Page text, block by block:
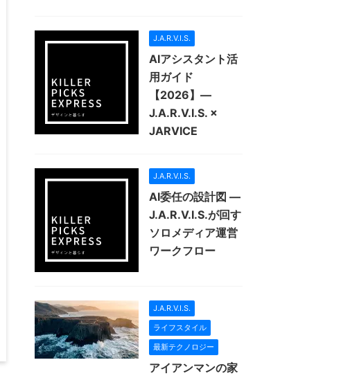
J.A.R.V.I.S.
AIアシスタント活
用ガイド
【2026】—
J.A.R.V.I.S. ×
JARVICE
J.A.R.V.I.S.
AI委任の設計図 —
J.A.R.V.I.S.が回す
ソロメディア運営
ワークフロー
J.A.R.V.I.S.
ライフスタイル
最新テクノロジー
アイアンマンの家